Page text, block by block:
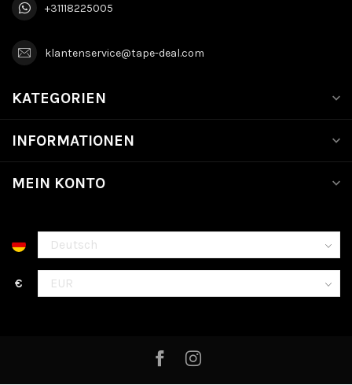
+31118225005
klantenservice@tape-deal.com
KATEGORIEN
INFORMATIONEN
MEIN KONTO
€